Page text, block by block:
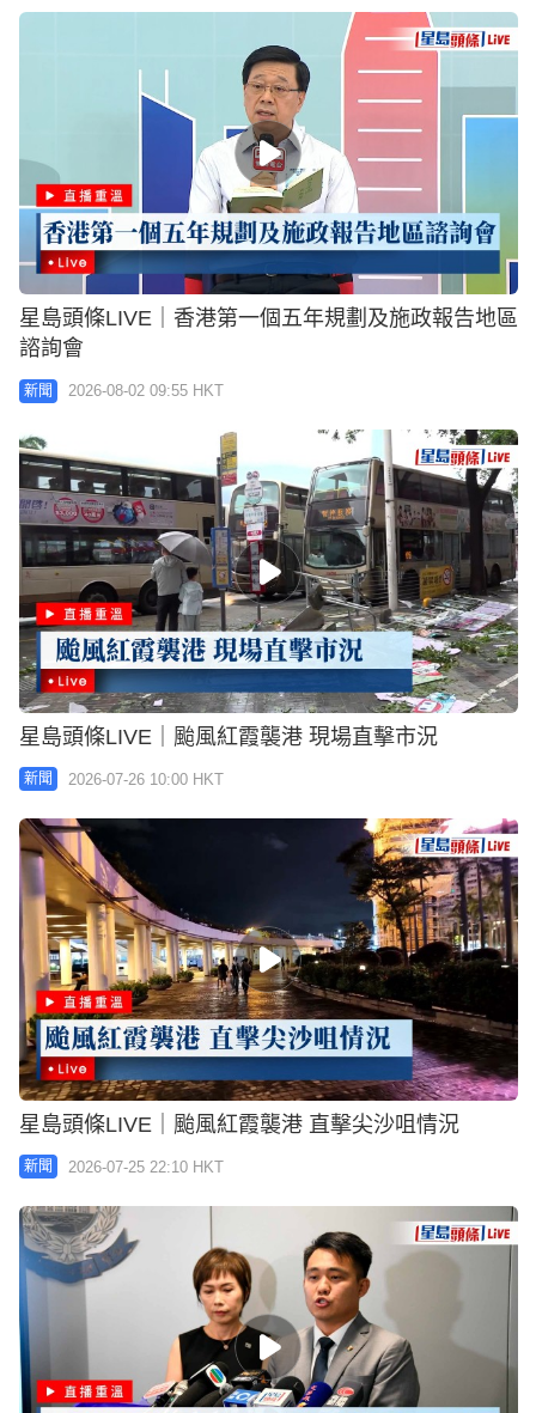
星島頭條LIVE｜香港第一個五年規劃及施政報告地區
諮詢會
新聞 2026-08-02 09:55 HKT
星島頭條LIVE｜颱風紅霞襲港 現場直擊市況
新聞 2026-07-26 10:00 HKT
星島頭條LIVE｜颱風紅霞襲港 直擊尖沙咀情況
新聞 2026-07-25 22:10 HKT